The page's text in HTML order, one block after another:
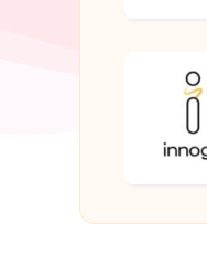
přihlášení
dva